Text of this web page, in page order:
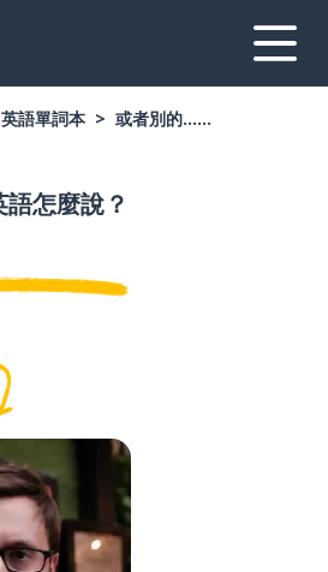
英語單詞本 或者別的……
語怎麼說？